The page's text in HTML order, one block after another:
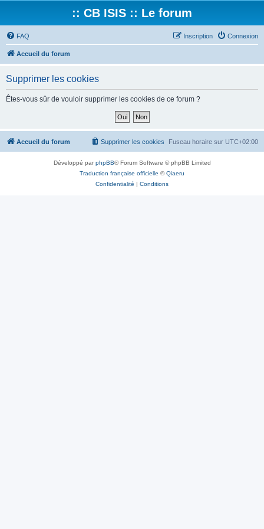
:: CB ISIS :: Le forum
FAQ Connexion
Inscription
Accueil du forum
Supprimer les cookies
Êtes-vous sûr de vouloir supprimer les cookies de ce forum ?
Accueil du forum Fuseau horaire sur UTC+02:00
Supprimer les cookies
Développé parphpBB® Forum Software © phpBB Limited
Traduction française officielle ©Qiaeru
Confidentialité | Conditions